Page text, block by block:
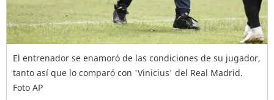
El entrenador se enamoró de las condiciones de su jugador,
tanto así que lo comparó con 'Vinicius' del Real Madrid.
Foto AP